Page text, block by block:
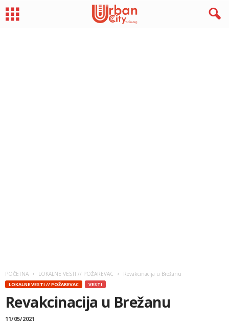
POČETNA LOKALNE VESTI // POŽAREVAC Revakcinacija u Brežanu
LOKALNE VESTI // POŽAREVAC VESTI
Revakcinacija u Brežanu
11/05/2021